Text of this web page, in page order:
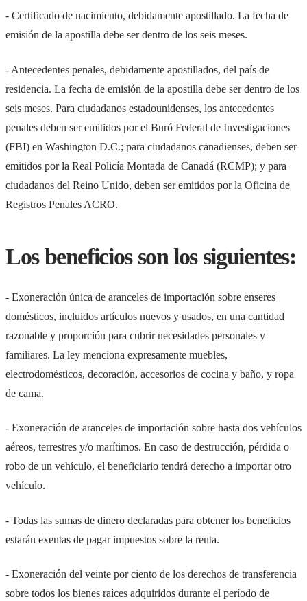
- Certificado de nacimiento, debidamente apostillado. La fecha de
emisión de la apostilla debe ser dentro de los seis meses.
- Antecedentes penales, debidamente apostillados, del país de
residencia. La fecha de emisión de la apostilla debe ser dentro de los
seis meses. Para ciudadanos estadounidenses, los antecedentes
penales deben ser emitidos por el Buró Federal de Investigaciones
(FBI) en Washington D.C.; para ciudadanos canadienses, deben ser
emitidos por la Real Policía Montada de Canadá (RCMP); y para
ciudadanos del Reino Unido, deben ser emitidos por la Oficina de
Registros Penales ACRO.
Los beneficios son los siguientes:
- Exoneración única de aranceles de importación sobre enseres
domésticos, incluidos artículos nuevos y usados, en una cantidad
razonable y proporción para cubrir necesidades personales y
familiares. La ley menciona expresamente muebles,
electrodomésticos, decoración, accesorios de cocina y baño, y ropa
de cama.
- Exoneración de aranceles de importación sobre hasta dos vehículos
aéreos, terrestres y/o marítimos. En caso de destrucción, pérdida o
robo de un vehículo, el beneficiario tendrá derecho a importar otro
vehículo.
- Todas las sumas de dinero declaradas para obtener los beneficios
estarán exentas de pagar impuestos sobre la renta.
- Exoneración del veinte por ciento de los derechos de transferencia
sobre todos los bienes raíces adquiridos durante el período de